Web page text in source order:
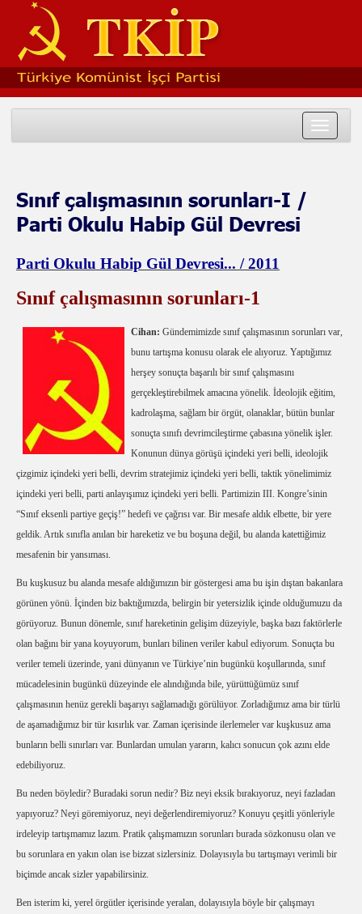
Toggle
Sınıf çalışmasının sorunları-I /
Parti Okulu Habip Gül Devresi
Parti Okulu Habip Gül Devresi... / 2011
Sınıf çalışmasının sorunları-1
Cihan: Gündemimizde sınıf çalışmasının sorunları var,
bunu tartışma konusu olarak ele alıyoruz. Yaptığımız
herşey sonuçta başarılı bir sınıf çalışmasını
gerçekleştirebilmek amacına yönelik. İdeolojik eğitim,
kadrolaşma, sağlam bir örgüt, olanaklar, bütün bunlar
sonuçta sınıfı devrimcileştirme çabasına yönelik işler.
Konunun dünya görüşü içindeki yeri belli, ideolojik
çizgimiz içindeki yeri belli, devrim stratejimiz içindeki yeri belli, taktik yönelimimiz
içindeki yeri belli, parti anlayışımız içindeki yeri belli. Partimizin III. Kongre’sinin
“Sınıf eksenli partiye geçiş!” hedefi ve çağrısı var. Bir mesafe aldık elbette, bir yere
geldik. Artık sınıfla anılan bir hareketiz ve bu boşuna değil, bu alanda katettiğimiz
mesafenin bir yansıması.
Bu kuşkusuz bu alanda mesafe aldığımızın bir göstergesi ama bu işin dıştan bakanlara
görünen yönü. İçinden biz baktığımızda, belirgin bir yetersizlik içinde olduğumuzu da
görüyoruz. Bunun dönemle, sınıf hareketinin gelişim düzeyiyle, başka bazı faktörlerle
olan bağını bir yana koyuyorum, bunları bilinen veriler kabul ediyorum. Sonuçta bu
veriler temeli üzerinde, yani dünyanın ve Türkiye’nin bugünkü koşullarında, sınıf
mücadelesinin bugünkü düzeyinde ele alındığında bile, yürüttüğümüz sınıf
çalışmasının henüz gerekli başarıyı sağlamadığı görülüyor. Zorladığımız ama bir türlü
de aşamadığımız bir tür kısırlık var. Zaman içerisinde ilerlemeler var kuşkusuz ama
bunların belli sınırları var. Bunlardan umulan yararın, kalıcı sonucun çok azını elde
edebiliyoruz.
Bu neden böyledir? Buradaki sorun nedir? Biz neyi eksik bırakıyoruz, neyi fazladan
yapıyoruz? Neyi göremiyoruz, neyi değerlendiremiyoruz? Konuyu çeşitli yönleriyle
irdeleyip tartışmamız lazım. Pratik çalışmamızın sorunları burada sözkonusu olan ve
bu sorunlara en yakın olan ise bizzat sizlersiniz. Dolayısıyla bu tartışmayı verimli bir
biçimde ancak sizler yapabilirsiniz.
Ben isterim ki, yerel örgütler içerisinde yeralan, dolayısıyla böyle bir çalışmayı